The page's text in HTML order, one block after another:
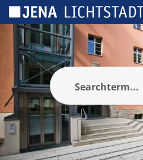
Cookies management panel